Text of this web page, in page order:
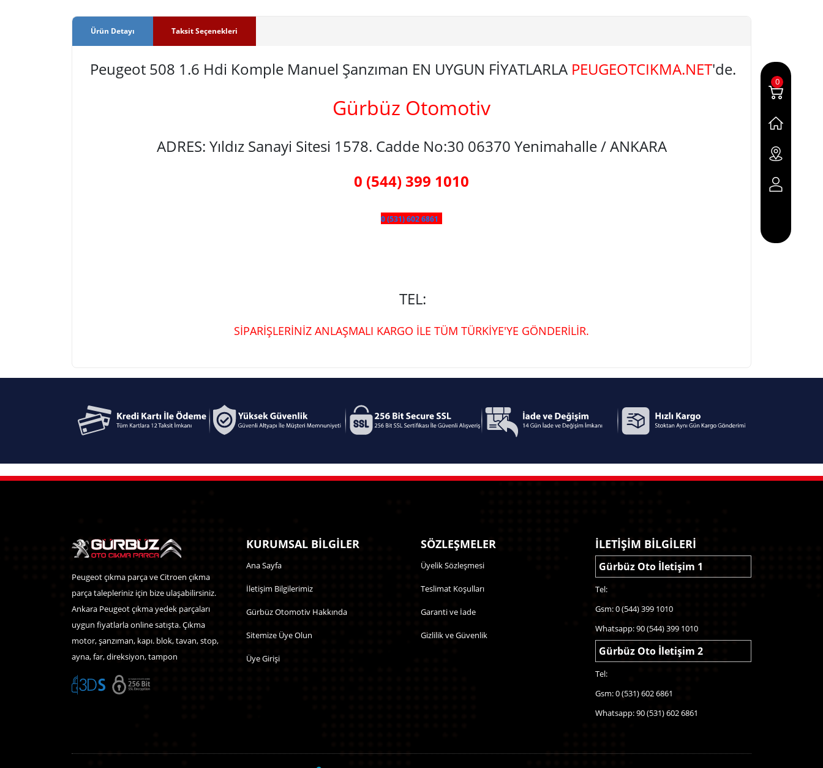
Ürün Detayı Taksit Seçenekleri
Peugeot 508 1.6 Hdi Komple Manuel Şanzıman EN UYGUN FİYATLARLA PEUGEOTCIKMA.NET'de.
Gürbüz Otomotiv
ADRES: Yıldız Sanayi Sitesi 1578. Cadde No:30 06370 Yenimahalle / ANKARA
0 (544) 399 1010
0 (531) 602 6861
TEL:
SİPARİŞLERİNİZ ANLAŞMALI KARGO İLE TÜM TÜRKİYE'YE GÖNDERİLİR.
0
Peugeot çıkma parça ve Citroen çıkma
parça talepleriniz için bize ulaşabilirsiniz.
Ankara Peugeot çıkma yedek parçaları
uygun fiyatlarla online satışta. Çıkma
motor, şanzıman, kapı. blok, tavan, stop,
ayna, far, direksiyon, tampon
KURUMSAL BİLGİLER
Ana Sayfa
İletişim Bilgilerimiz
Gürbüz Otomotiv Hakkında
Sitemize Üye Olun
Üye Girişi
SÖZLEŞMELER
Üyelik Sözleşmesi
Teslimat Koşulları
Garanti ve İade
Gizlilik ve Güvenlik
İLETİŞİM BİLGİLERİ
Gürbüz Oto İletişim 1
Tel:
Gsm: 0 (544) 399 1010
Whatsapp: 90 (544) 399 1010
Gürbüz Oto İletişim 2
Tel:
Gsm: 0 (531) 602 6861
Whatsapp: 90 (531) 602 6861